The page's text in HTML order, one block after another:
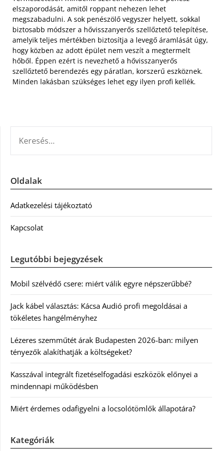
elszaporodását, amitől roppant nehezen lehet
megszabadulni. A sok penészölő vegyszer helyett, sokkal
biztosabb módszer a hővisszanyerős szellőztető telepítése,
amelyik teljes mértékben biztosítja a levegő áramlását úgy,
hogy közben az adott épület nem veszít a megtermelt
hőből. Éppen ezért is nevezhető a hővisszanyerős
szellőztető berendezés egy páratlan, korszerű eszköznek.
Minden lakásban szükséges lehet egy ilyen profi kellék.
Oldalak
Adatkezelési tájékoztató
Kapcsolat
Legutóbbi bejegyzések
Mobil szélvédő csere: miért válik egyre népszerűbbé?
Jack kábel választás: Kácsa Audió profi megoldásai a
tökéletes hangélményhez
Lézeres szemműtét árak Budapesten 2026-ban: milyen
tényezők alakíthatják a költségeket?
Kasszával integrált fizetéselfogadási eszközök előnyei a
mindennapi működésben
Miért érdemes odafigyelni a locsolótömlők állapotára?
Kategóriák